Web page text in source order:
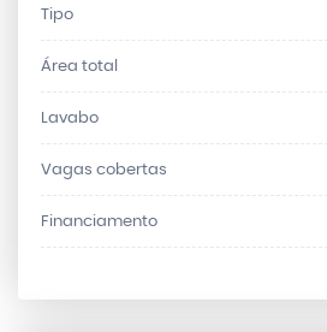
Tipo
Área total
Lavabo
Vagas cobertas
Financiamento